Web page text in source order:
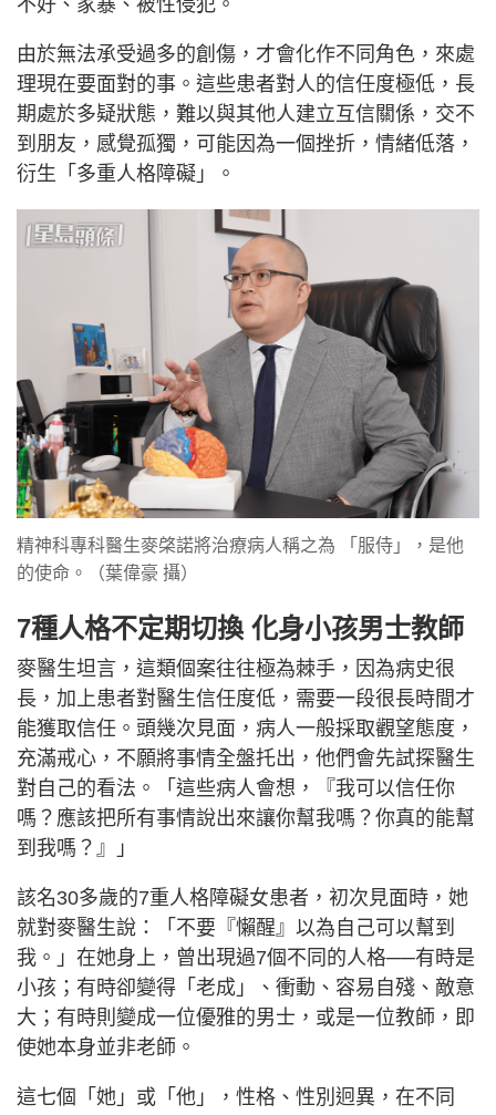
由於無法承受過多的創傷，才會化作不同角色，來處
理現在要面對的事。這些患者對人的信任度極低，長
期處於多疑狀態，難以與其他人建立互信關係，交不
到朋友，感覺孤獨，可能因為一個挫折，情緒低落，
衍生「多重人格障礙」。
精神科專科醫生麥棨諾將治療病人稱之為 「服侍」，是他
的使命。（葉偉豪 攝）
7種人格不定期切換 化身小孩男士教師
麥醫生坦言，這類個案往往極為棘手，因為病史很
長，加上患者對醫生信任度低，需要一段很長時間才
能獲取信任。頭幾次見面，病人一般採取觀望態度，
充滿戒心，不願將事情全盤托出，他們會先試探醫生
對自己的看法。「這些病人會想，『我可以信任你
嗎？應該把所有事情說出來讓你幫我嗎？你真的能幫
到我嗎？』」
該名30多歲的7重人格障礙女患者，初次見面時，她
就對麥醫生說：「不要『懶醒』以為自己可以幫到
我。」在她身上，曾出現過7個不同的人格──有時是
小孩；有時卻變得「老成」、衝動、容易自殘、敵意
大；有時則變成一位優雅的男士，或是一位教師，即
使她本身並非老師。
這七個「她」或「他」，性格、性別迥異，在不同